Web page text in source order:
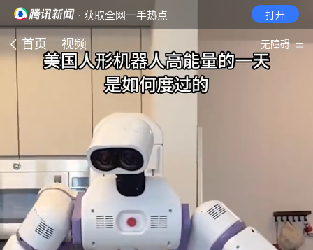
· 获取全网一手热点 打开
首页 视频 无障碍